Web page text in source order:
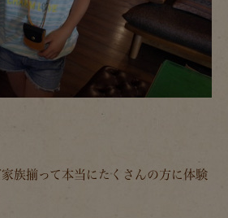
族揃って本当にたくさんの方に体験